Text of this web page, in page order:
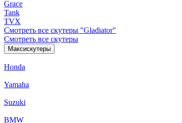
Grace
Tank
TVX
Смотреть все скутеры "Gladiator"
Смотреть все скутеры
Максискутеры
Honda
Yamaha
Suzuki
BMW